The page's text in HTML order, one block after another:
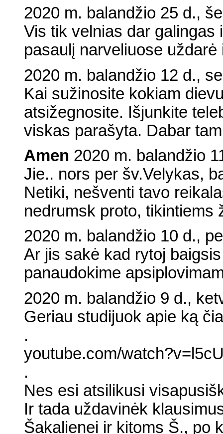
2020 m. balandžio 25 d.,
Vis tik velnias dar galingas
pasaulį narveliuose
2020 m. balandžio 12 d.,
Kai sužinosite kokiam
atsižegnosite. Išjunkite
viskas parašyta. Dabar
Amen 2020 m. balandžio
Jie.. nors per šv.Velykas,
Netiki, nešventi tavo
nedrumsk proto, tikintiems
2020 m. balandžio 10 d.,
Ar jis sakė kad rytoj
panaudokime
2020 m. balandžio 9 d.,
Geriau studijuok apie ką
.
youtube.com/
.
Nes esi atsilikusi
Ir tada uždavinėk
Šakalienei ir kitoms Š., po